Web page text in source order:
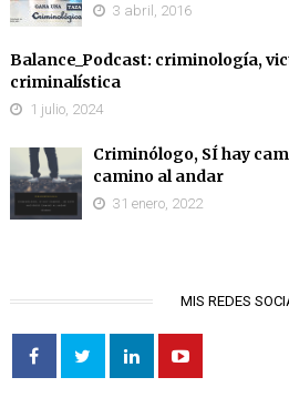
3 abril, 2016
Balance_Podcast: criminología,
criminalística
1 julio, 2024
Criminólogo, SÍ hay
camino al andar
31 enero, 2022
MIS REDES